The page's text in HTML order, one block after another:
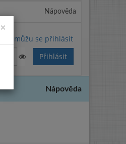
Nápověda
Nemůžu se přihlásit
Nápověda
×